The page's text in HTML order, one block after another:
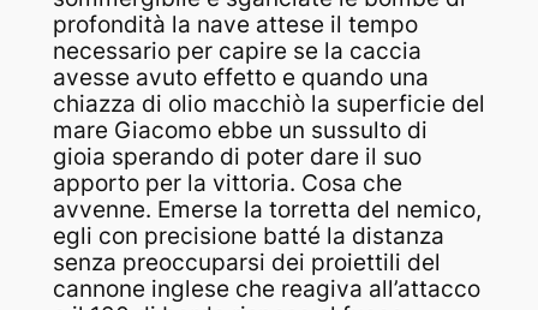
profondità la nave attese il tempo
necessario per capire se la caccia
avesse avuto effetto e quando una
chiazza di olio macchiò la superficie del
mare Giacomo ebbe un sussulto di
gioia sperando di poter dare il suo
apporto per la vittoria. Cosa che
avvenne. Emerse la torretta del nemico,
egli con precisione batté la distanza
senza preoccuparsi dei proiettili del
cannone inglese che reagiva all’attacco